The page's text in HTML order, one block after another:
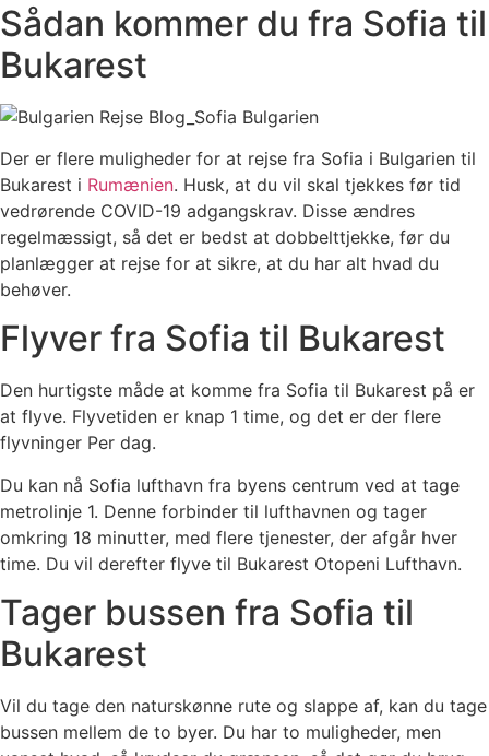
Sådan kommer du fra Sofia til
Bukarest
Der er flere muligheder for at rejse fra Sofia i Bulgarien til
Bukarest i Rumænien. Husk, at du vil skal tjekkes før tid
vedrørende COVID-19 adgangskrav. Disse ændres
regelmæssigt, så det er bedst at dobbelttjekke, før du
planlægger at rejse for at sikre, at du har alt hvad du
behøver.
Flyver fra Sofia til Bukarest
Den hurtigste måde at komme fra Sofia til Bukarest på er
at flyve. Flyvetiden er knap 1 time, og det er der flere
flyvninger Per dag.
Du kan nå Sofia lufthavn fra byens centrum ved at tage
metrolinje 1. Denne forbinder til lufthavnen og tager
omkring 18 minutter, med flere tjenester, der afgår hver
time. Du vil derefter flyve til Bukarest Otopeni Lufthavn.
Tager bussen fra Sofia til
Bukarest
Vil du tage den naturskønne rute og slappe af, kan du tage
bussen mellem de to byer. Du har to muligheder, men